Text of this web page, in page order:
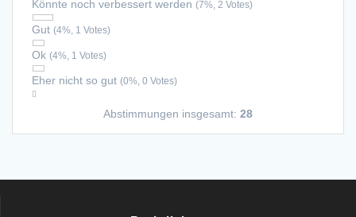
Könnte noch verbessert werden (7%, 2 Votes)
Gut (4%, 1 Votes)
Ok (4%, 1 Votes)
Eher nicht so gut (0%, 0 Votes)
Abstimmungen insgesamt: 28